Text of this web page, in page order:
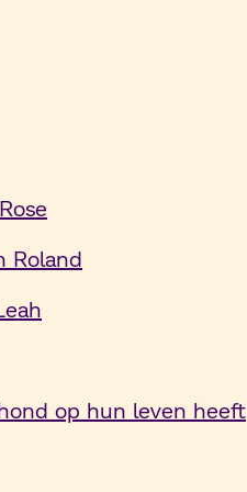
Roland
op hun leven heeft